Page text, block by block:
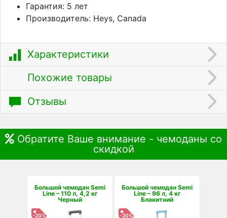
Гарантия: 5 лет
Производитель: Heys, Canada
Характеристики
Похожие товары
Отзывы
Обратите Ваше внимание - чемоданы со
скидкой
Большой чемодан Semi
Line – 110 л, 4,2 кг
Черный
-20%
Большой чемодан Semi
Line – 96 л, 4 кг
Блакитний
-20%